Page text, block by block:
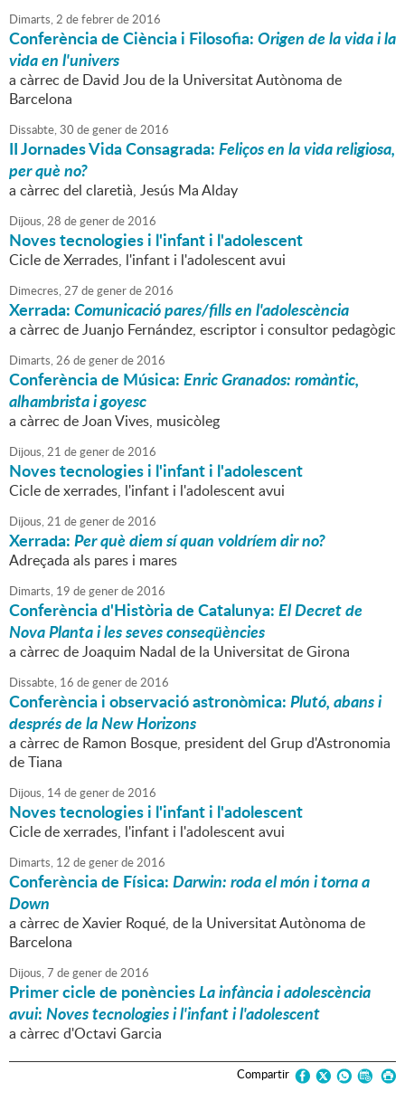
Dimarts,2 defebrerde2016
Conferència de Ciència i Filosofia:Origen de la vida i la
vida en l'univers
a càrrec de David Jou de la Universitat Autònoma de
Barcelona
Dissabte,30 degenerde2016
II Jornades Vida Consagrada:Feliços en la vida religiosa,
per què no?
a càrrec del claretià, Jesús Ma Alday
Dijous,28 degenerde2016
Noves tecnologies i l'infant i l'adolescent
Cicle de Xerrades, l'infant i l'adolescent avui
Dimecres,27 degenerde2016
Xerrada:Comunicació pares/fills en l'adolescència
a càrrec de Juanjo Fernández, escriptor i consultor pedagògic
Dimarts,26 degenerde2016
Conferència de Música:Enric Granados: romàntic,
alhambrista i goyesc
a càrrec de Joan Vives, musicòleg
Dijous,21 degenerde2016
Noves tecnologies i l'infant i l'adolescent
Cicle de xerrades, l'infant i l'adolescent avui
Dijous,21 degenerde2016
Xerrada:Per què diem sí quan voldríem dir no?
Adreçada als pares i mares
Dimarts, 19 degenerde2016
Conferència d'Història de Catalunya:El Decret de
Nova Planta i les seves conseqüències
a càrrec de Joaquim Nadal de la Universitat de Girona
Dissabte, 16 degenerde2016
Conferència i observació astronòmica:Plutó, abans i
després de la New Horizons
a càrrec de Ramon Bosque, president del Grup d'Astronomia
de Tiana
Dijous, 14degenerde2016
Noves tecnologies i l'infant i l'adolescent
Cicle de xerrades, l'infant i l'adolescent avui
Dimarts, 12 degenerde2016
Conferència de Física:Darwin: roda el món i torna a
Down
a càrrec de Xavier Roqué, de la Universitat Autònoma de
Barcelona
Dijous,7 degenerde2016
Primer cicle de ponènciesLa infància i adolescència
avui:Noves tecnologies i l'infant i l'adolescent
a càrrec d'Octavi Garcia
Compartir